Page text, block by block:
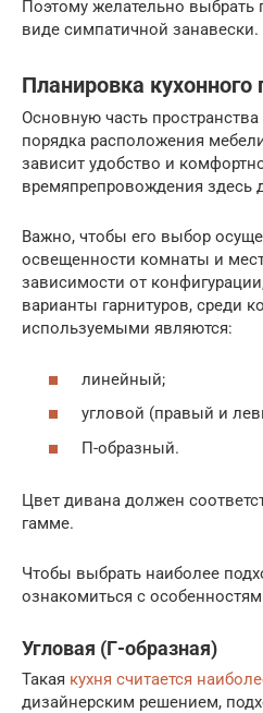
Поэтому желательно
виде симпатичной занавески.
Планировка кухонного
Основную часть
порядка расположения
зависит удобство и
времяпрепровождения здесь
Важно, чтобы его выбор
освещенности комнаты и
зависимости от
варианты гарнитуров, среди
используемыми являются:
линейный;
угловой (правый и
П-образный.
Цвет дивана должен
гамме.
Чтобы выбрать наиболее
ознакомиться с
Угловая (Г-образная)
Такая кухня считается
дизайнерским решением,